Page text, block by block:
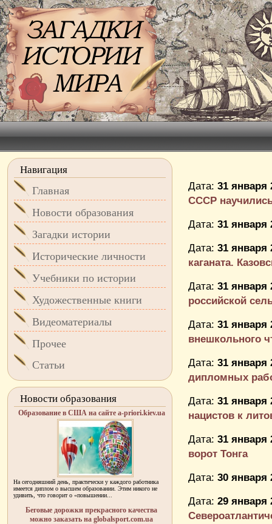
Дата: 31 января
СССР
Дата: 31 января
Дата: 31 января
каганата.
Дата: 31 января
российской
Дата: 31 января
внешкольного
Дата: 31 января
дипломных
Дата: 31 января
нацистов к
Дата: 31 января
ворот Тонга
Дата: 30 января
Дата: 29 января
Навигация
Главная
Новости образования
Загадки истории
Исторические личности
Учебники по истории
Художественные книги
Видеоматериалы
Прочее
Статьи
Новости образования
Образование в США на сайте a-priori.kiev.ua
На сегодняшний день, практически у каждого работника
имеется диплом о высшем образовании. Этим никого не
удивить, что говорит о «повышении...
Беговые дорожки прекрасного качества
можно заказать на globalsport.com.ua